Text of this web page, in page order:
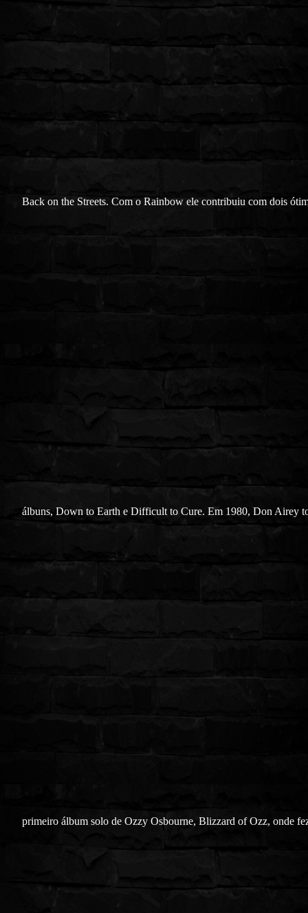
Back on the Streets. Com o Rainbow ele contribuiu com dois
álbuns, Down to Earth e Difficult to Cure. Em 1980, Don Airey
primeiro álbum solo de Ozzy Osbourne, Blizzard of Ozz, onde